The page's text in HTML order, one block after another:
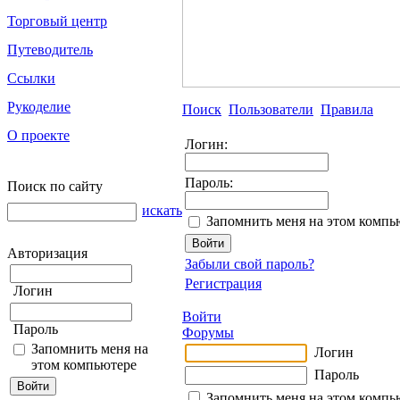
Торговый центр
Путеводитель
Ссылки
Рукоделие
О проекте
Поиск по сайту
искать
Авторизация
Логин
Пароль
Запомнить меня на
этом компьютере
Поиск Пользователи Правила
Логин:
Пароль:
Запомнить меня на этом
Забыли свой пароль?
Регистрация
Войти
Форумы
Логин
Пароль